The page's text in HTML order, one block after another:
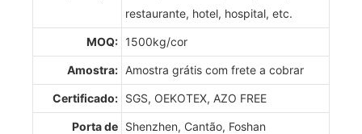
restaurante, hotel, hospital, etc.
MOQ: 1500kg/cor
Amostra: Amostra grátis com frete a cobrar
Certificado: SGS, OEKOTEX, AZO FREE
Porta de Shenzhen, Cantão, Foshan